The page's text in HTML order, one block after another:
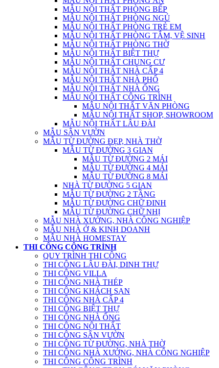
MẪU NỘI THẤT PHÒNG BẾP
MẪU NỘI THẤT PHÒNG NGỦ
MẪU NỘI THẤT PHÒNG TRẺ EM
MẪU NỘI THẤT PHÒNG TẮM, VỆ SINH
MẪU NỘI THẤT PHÒNG THỜ
MẪU NỘI THẤT BIỆT THỰ
MẪU NỘI THẤT CHUNG CƯ
MẪU NỘI THẤT NHÀ CẤP 4
MẪU NỘI THẤT NHÀ PHỐ
MẪU NỘI THẤT NHÀ ỐNG
MẪU NỘI THẤT CÔNG TRÌNH
MẪU NỘI THẤT VĂN PHÒNG
MẪU NỘI THẤT SHOP, SHOWROOM
MẪU NỘI THẤT LÂU ĐÀI
MẪU SÂN VƯỜN
MẪU TỪ ĐƯỜNG ĐẸP, NHÀ THỜ
MẪU TỪ ĐƯỜNG 3 GIAN
MẪU TỪ ĐƯỜNG 2 MÁI
MẪU TỪ ĐƯỜNG 4 MÁI
MẪU TỪ ĐƯỜNG 8 MÁI
NHÀ TỪ ĐƯỜNG 5 GIAN
MẪU TỪ ĐƯỜNG 2 TẦNG
MẪU TỪ ĐƯỜNG CHỮ ĐINH
MẪU TỪ ĐƯỜNG CHỮ NHỊ
MẪU NHÀ XƯỞNG, NHÀ CÔNG NGHIỆP
MẪU NHÀ Ở & KINH DOANH
MẪU NHÀ HOMESTAY
THI CÔNG CÔNG TRÌNH
QUY TRÌNH THI CÔNG
THI CÔNG LÂU ĐÀI, DINH THỰ
THI CÔNG VILLA
THI CÔNG NHÀ THÉP
THI CÔNG KHÁCH SẠN
THI CÔNG NHÀ CẤP 4
THI CÔNG BIỆT THỰ
THI CÔNG NHÀ ỐNG
THI CÔNG NỘI THẤT
THI CÔNG SÂN VƯỜN
THI CÔNG TỪ ĐƯỜNG, NHÀ THỜ
THI CÔNG NHÀ XƯỞNG, NHÀ CÔNG NGHIỆP
THI CÔNG CÔNG TRÌNH